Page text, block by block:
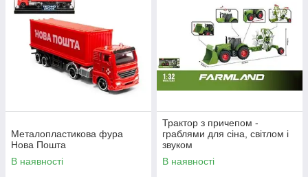
Металопластикова фура
Нова Пошта
В наявності
Трактор з причепом -
граблями для сіна, світлом і
звуком
В наявності